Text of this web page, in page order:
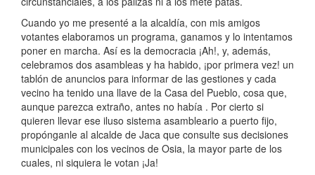
Cuando yo me presenté a la alcaldía, con mis amigos
votantes elaboramos un programa, ganamos y lo intentamos
poner en marcha. Así es la democracia ¡Ah!, y, además,
celebramos dos asambleas y ha habido, ¡por primera vez! un
tablón de anuncios para informar de las gestiones y cada
vecino ha tenido una llave de la Casa del Pueblo, cosa que,
aunque parezca extraño, antes no había . Por cierto si
quieren llevar ese iluso sistema asambleario a puerto fijo,
propónganle al alcalde de Jaca que consulte sus decisiones
municipales con los vecinos de Osia, la mayor parte de los
cuales, ni siquiera le votan ¡Ja!